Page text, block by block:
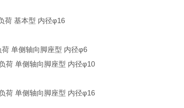
荷 基本型 内径φ16
单侧轴向脚座型 内径φ6
荷 单侧轴向脚座型 内径φ10
荷 单侧轴向脚座型 内径φ16